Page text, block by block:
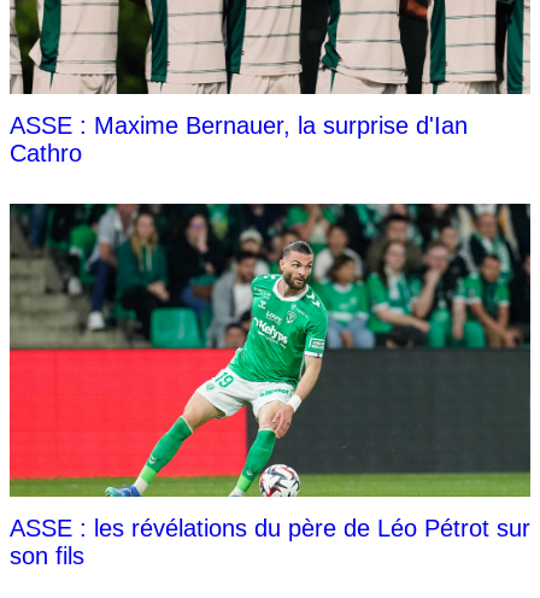
ASSE : Maxime Bernauer, la surprise d'Ian
Cathro
ASSE : les révélations du père de Léo Pétrot sur
son fils